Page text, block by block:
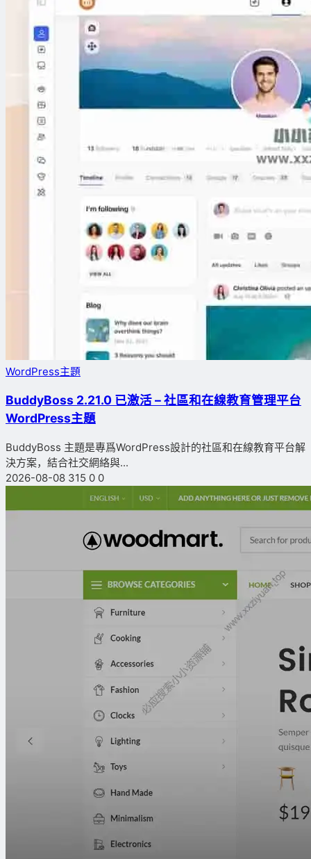
WordPress主題
BuddyBoss 2.21.0 已激活 – 社區和在線教育管理平台
WordPress主題
BuddyBoss 主題是專爲WordPress設計的社區和在線教育平台解
決方案，結合社交網絡與...
2026-08-08 315 0 0